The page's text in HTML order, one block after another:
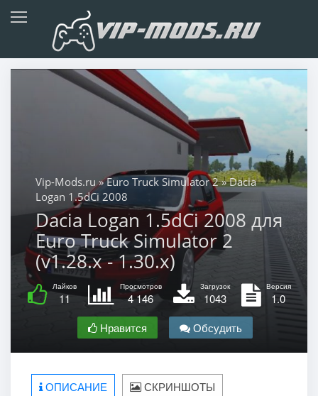
Vip-Mods.ru »Euro Truck Simulator 2» Dacia
Logan 1.5dCi 2008
Dacia Logan 1.5dCi 2008 для
Euro Truck Simulator 2
(v1.28.x - 1.30.x)
Лайков
11
Просмотров
4 146
Загрузок
1043
Версия
1.0
Нравится
Обсудить
ОПИСАНИЕ
СКРИНШОТЫ